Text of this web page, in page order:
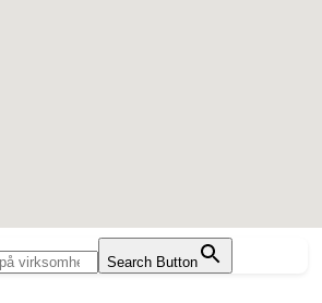
Search Button